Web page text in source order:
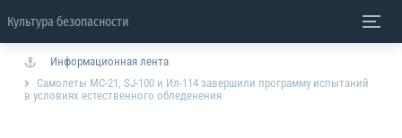
Культура безопасности
Информационная лента
Самолеты МС-21, SJ-100 и Ил-114 завершили программу испытаний
в условиях естественного обледенения